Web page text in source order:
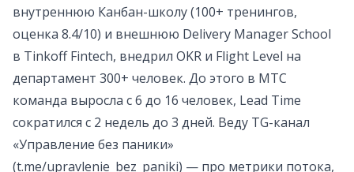
внутреннюю Канбан-школу (100+ тренингов,
оценка 8.4/10) и внешнюю Delivery Manager School
в Tinkoff Fintech, внедрил OKR и Flight Level на
департамент 300+ человек. До этого в МТС
команда выросла с 6 до 16 человек, Lead Time
сократился с 2 недель до 3 дней. Веду TG-канал
«Управление без паники»
(t.me/upravlenie_bez_paniki) — про метрики потока,